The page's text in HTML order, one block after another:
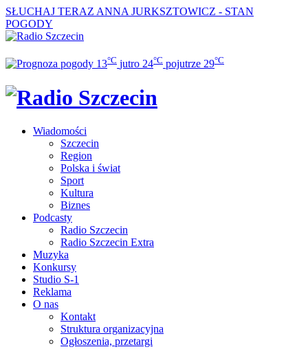
SŁUCHAJ TERAZ ANNA JURKSZTOWICZ - STAN
POGODY
13°C jutro 24°C pojutrze 29°C
Wiadomości
Szczecin
Region
Polska i świat
Sport
Kultura
Biznes
Podcasty
Radio Szczecin
Radio Szczecin Extra
Muzyka
Konkursy
Studio S-1
Reklama
O nas
Kontakt
Struktura organizacyjna
Ogłoszenia, przetargi